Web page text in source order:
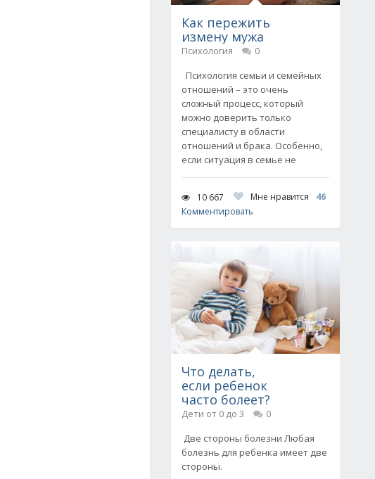
Как пережить
измену мужа
Психология
0
Психология семьи и семейных
отношений – это очень
сложный процесс, который
можно доверить только
специалисту в области
отношений и брака. Особенно,
если ситуация в семье не
10 667 Мне нравится
46
Комментировать
Что делать,
если ребенок
часто болеет?
Дети от 0 до 3
0
Две стороны болезни Любая
болезнь для ребенка имеет две
стороны.